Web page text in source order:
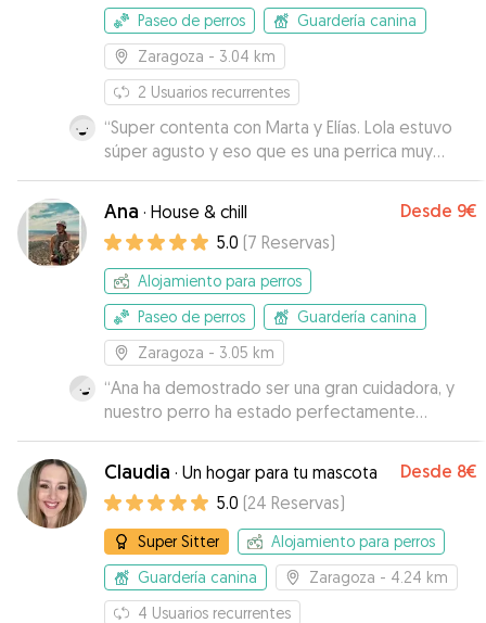
Paseo de perros
Guardería canina
Zaragoza - 3.04 km
2 Usuarios recurrentes
“Super contenta con Marta y Elías. Lola estuvo
súper agusto y eso que es una perrica muy
miedosa. Supieron cómo tratarla. Te envían
fotos y vídeos para que veas lo agusto que
está. Sin duda super recomendable.
Ana · House & chill Desde 9€
5.0 (7 Reservas)
Alojamiento para perros
Paseo de perros
Guardería canina
Zaragoza - 3.05 km
“Ana ha demostrado ser una gran cuidadora, y
nuestro perro ha estado perfectamente
atendido. Ha sabido entender sus inquietudes y
se ha volcado en que su estancia, fuese la más
saludable para él. Absolutamente
recomendable.”
Claudia · Un hogar para tu mascota Desde 8€
5.0 (24 Reservas)
Super Sitter
Alojamiento para perros
Guardería canina
Zaragoza - 4.24 km
4 Usuarios recurrentes